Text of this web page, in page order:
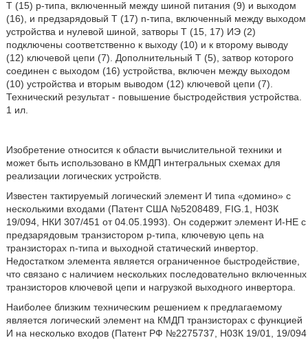
Т (15) р-типа, включенный между шиной питания (9) и выходом
(16), и предзарядовый Т (17) n-типа, включенный между выходом
устройства и нулевой шиной, затворы Т (15, 17) ИЭ (2)
подключены соответственно к выходу (10) и к второму выводу
(12) ключевой цепи (7). Дополнительный Т (5), затвор которого
соединен с выходом (16) устройства, включен между выходом
(10) устройства и вторым выводом (12) ключевой цепи (7).
Технический результат - повышение быстродействия устройства.
1 ил.
Изобретение относится к области вычислительной техники и
может быть использовано в КМДП интегральных схемах для
реализации логических устройств.
Известен тактируемый логический элемент И типа «домино» с
несколькими входами (Патент США №5208489, FIG.1, Н03К
19/094, НКИ 307/451 от 04.05.1993). Он содержит элемент И-НЕ с
предзарядовым транзистором p-типа, ключевую цепь на
транзисторах n-типа и выходной статический инвертор.
Недостатком элемента является ограниченное быстродействие,
что связано с наличием нескольких последовательно включенных
транзисторов ключевой цепи и нагрузкой выходного инвертора.
Наиболее близким техническим решением к предлагаемому
является логический элемент на КМДП транзисторах с функцией
И на несколько входов (Патент РФ №2275737, Н03К 19/01, 19/094